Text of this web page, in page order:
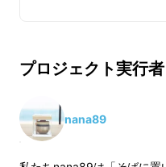
質が多く含ま
たのリラック
うことができ
プロジェクト実行者
nana89